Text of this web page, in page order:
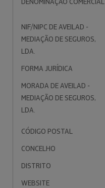
NIF/NIPC DE AVEILAD -
MEDIAÇÃO DE SEGUROS,
LDA.
FORMA JURÍDICA
MORADA DE AVEILAD -
MEDIAÇÃO DE SEGUROS,
LDA.
CÓDIGO POSTAL
CONCELHO
DISTRITO
WEBSITE